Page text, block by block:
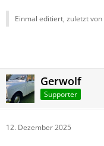
Einmal editiert, zuletzt von
Gerwolf
Supporter
12. Dezember 2025